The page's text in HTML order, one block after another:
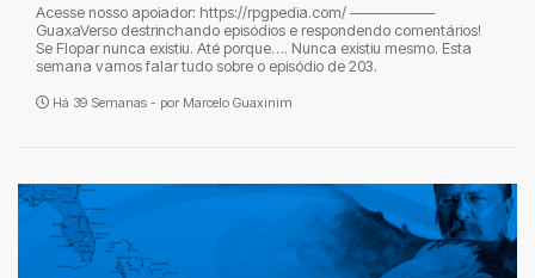
Acesse nosso apoiador: https://rpgpedia.com/ —————–
GuaxaVerso destrinchando episódios e respondendo comentários!
Se Flopar nunca existiu. Até porque…. Nunca existiu mesmo. Esta
semana vamos falar tudo sobre o episódio de 203.
Há 39 Semanas - por Marcelo Guaxinim